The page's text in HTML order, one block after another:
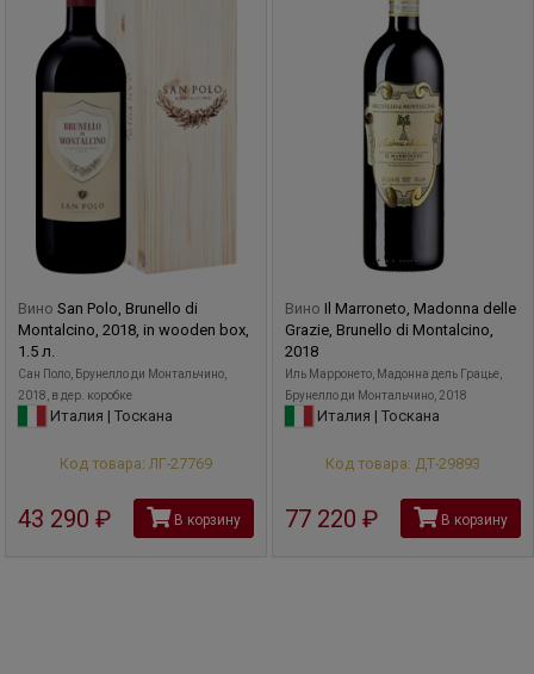
требует деликатного обращения, но при этом позволяет
получать выдающиеся вина - элегантные и сложные, с
отличным балансом танинов и кислотности.
Сегодня дело Джакомо Такиса продолжает Ганс
Виндинг-Диерс, винодел голландского происхождения с
опытом работы на лучших винодельнях Европы, Южной
Африки, Австралии и Южной Америки. Он считает, что
"для воплощения элегантного стиля, свойственного всем
великим винам, важно объединить в вине
характеристики винограда и терруара с минимальным
вмешательством в природные процессы", и видит в этом
Вино San Polo, Brunello di
Montalcino, 2018, in wooden box,
1.5 л.
Сан Поло, Брунелло ди Монтальчино,
2018, в дер. коробке
Италия | Тоскана
Код товара: ЛГ-27769
43 290 руб В корзину
Вино Il Marroneto, Madonna delle
Grazie, Brunello di Montalcino,
2018
Иль Марронето, Мадонна дель Грацье,
Брунелло ди Монтальчино, 2018
Италия | Тоскана
Код товара: ДТ-29893
77 220 руб В корзину